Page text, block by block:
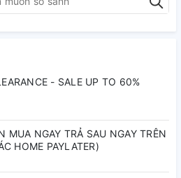
1 năm
5 năm
- SALE UP TO 60%
MUA NGAY TRẢ SAU NGAY TRÊN
HOME PAYLATER)